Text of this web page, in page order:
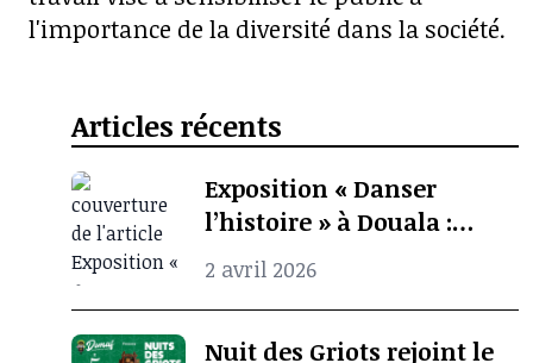
l'importance de la diversité dans la société.
Articles récents
Exposition « Danser
l’histoire » à Douala :
quand l’archive
photographique ravive la
mémoire culturelle
africaine
2 avril 2026
Nuit des Griots rejoint le